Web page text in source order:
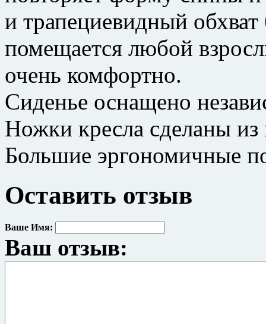
и трапециевидный обхват
помещается любой
очень комфортно.
Сиденье оснащено
Ножки кресла сделаны из
Большие эргономичные
Оставить отзыв
Ваше Имя:
Ваш отзыв: